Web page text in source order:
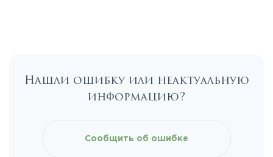
Каширское
Нашли ошибку или неактуальную
информацию?
Сообщить об ошибке